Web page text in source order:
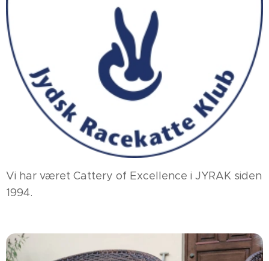
Vi har været Cattery of Excellence i JYRAK siden
1994.